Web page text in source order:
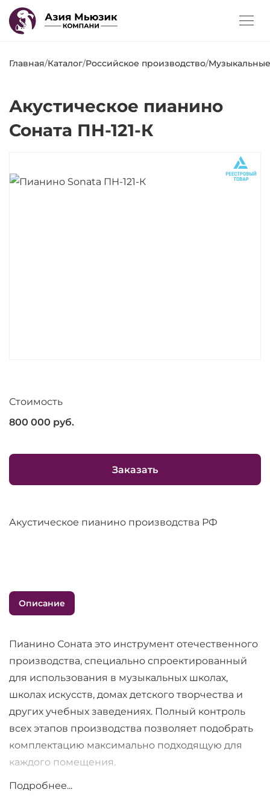
Главная/Каталог/Российское производство/
Акустическое пианино
Соната ПН-121-К
Стоимость
800 000 руб.
Заказать
Акустическое пианино производства РФ
Описание
Пианино Соната это инструмент отечественного
производства, специально спроектированный
для использования в музыкальных школах,
школах искусств, домах детского творчества и
других учебных заведениях. Полный контроль
всех этапов производства позволяет подобрать
комплектацию максимально подходящую для
каждого помещения.
Подробнее...